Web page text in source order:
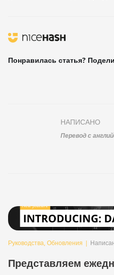
Понравилась статья?
НАПИСАНО
Перевод с
Руководства, Обновления |
Представляем